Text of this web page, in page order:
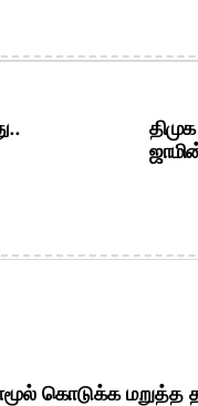
கொடுக்க மறுத்த